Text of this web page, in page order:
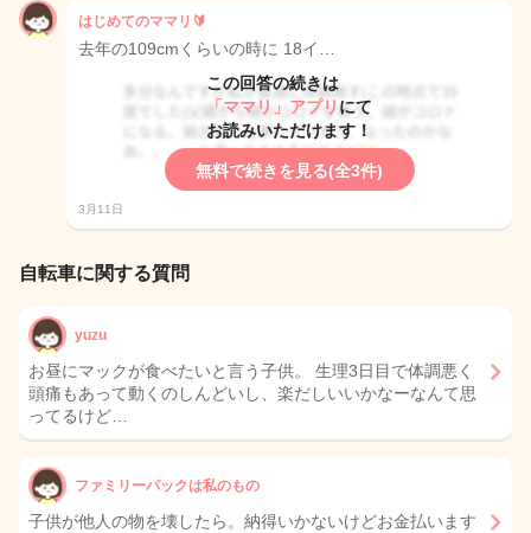
はじめてのママリ🔰
去年の109cmくらいの時に 18イ…
この回答の続きは
「ママリ」アプリ にて
お読みいただけます！
無料で続きを見る(全3件)
3月11日
自転車に関する質問
yuzu
お昼にマックが食べたいと言う子供。 生理3日目で体調悪く
頭痛もあって動くのしんどいし、楽だしいいかなーなんて思
ってるけど…
ファミリーパックは私のもの
子供が他人の物を壊したら。納得いかないけどお金払います